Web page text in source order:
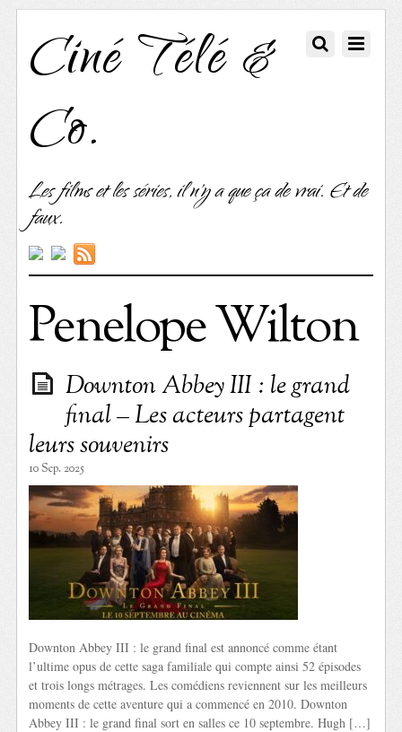
Ciné Télé &
Co.
Les films et les séries, il n'y a que ça de vrai. Et de
faux.
Penelope Wilton
Downton Abbey III : le grand
final – Les acteurs partagent
leurs souvenirs
10 Sep. 2025
Downton Abbey III : le grand final est annoncé comme étant
l’ultime opus de cette saga familiale qui compte ainsi 52 épisodes
et trois longs métrages. Les comédiens reviennent sur les meilleurs
moments de cette aventure qui a commencé en 2010. Downton
Abbey III : le grand final sort en salles ce 10 septembre. Hugh […]